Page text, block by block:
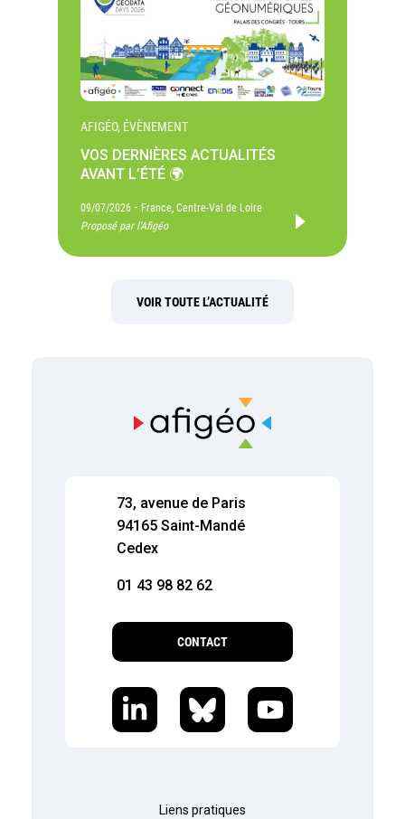
AFIGÉO, ÉVÈNEMENT
VOS DERNIÈRES ACTUALITÉS
AVANT L’ÉTÉ 🌍
09/07/2026 - France, Centre-Val de Loire
Proposé par l'Afigéo
VOIR TOUTE L’ACTUALITÉ
73, avenue de Paris
94165 Saint-Mandé
Cedex
01 43 98 82 62
CONTACT
Liens pratiques